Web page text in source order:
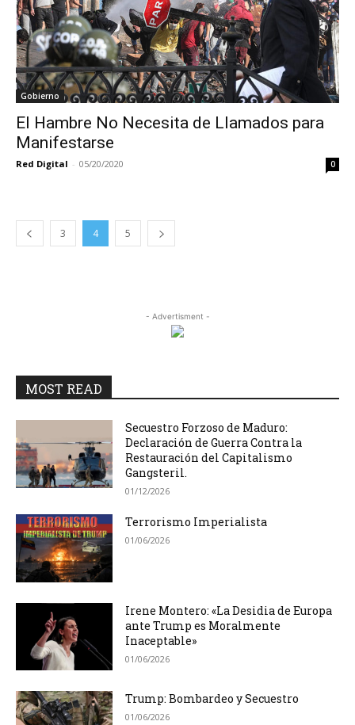
Gobierno
El Hambre No Necesita de Llamados para
Manifestarse
Red Digital - 05/20/2020 0
3 4 5
- Advertisment -
MOST READ
Secuestro Forzoso de Maduro:
Declaración de Guerra Contra la
Restauración del Capitalismo
Gangsteril.
01/12/2026
Terrorismo Imperialista
01/06/2026
Irene Montero: «La Desidia de Europa
ante Trump es Moralmente
Inaceptable»
01/06/2026
Trump: Bombardeo y Secuestro
01/06/2026